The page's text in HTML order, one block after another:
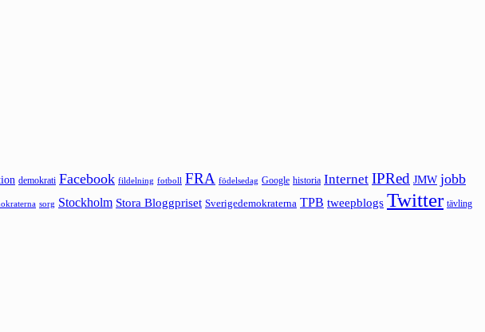
demokrati Facebook fildelning fotboll FRA födelsedag Google historia Internet IPRed JMW jobb
sorg Stockholm Stora Bloggpriset Sverigedemokraterna TPB tweepblogs Twitter tävling